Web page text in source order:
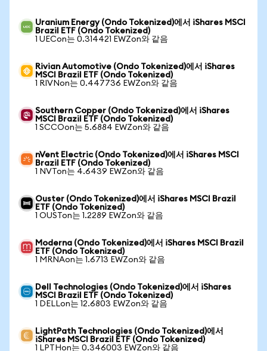
Uranium Energy (Ondo Tokenized)에서 iShares MSCI
Brazil ETF (Ondo Tokenized)
1 UECon는 0.314421 EWZon와 같음
Rivian Automotive (Ondo Tokenized)에서 iShares
MSCI Brazil ETF (Ondo Tokenized)
1 RIVNon는 0.447736 EWZon와 같음
Southern Copper (Ondo Tokenized)에서 iShares
MSCI Brazil ETF (Ondo Tokenized)
1 SCCOon는 5.6884 EWZon와 같음
nVent Electric (Ondo Tokenized)에서 iShares MSCI
Brazil ETF (Ondo Tokenized)
1 NVTon는 4.6439 EWZon와 같음
Ouster (Ondo Tokenized)에서 iShares MSCI Brazil
ETF (Ondo Tokenized)
1 OUSTon는 1.2289 EWZon와 같음
Moderna (Ondo Tokenized)에서 iShares MSCI Brazil
ETF (Ondo Tokenized)
1 MRNAon는 1.6713 EWZon와 같음
Dell Technologies (Ondo Tokenized)에서 iShares
MSCI Brazil ETF (Ondo Tokenized)
1 DELLon는 12.6803 EWZon와 같음
LightPath Technologies (Ondo Tokenized)에서
iShares MSCI Brazil ETF (Ondo Tokenized)
1 LPTHon는 0.346003 EWZon와 같음